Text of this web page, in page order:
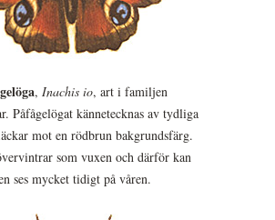
, Inachis io, art i familjen
Påfågelögat kännetecknas av tydliga
mot en rödbrun bakgrundsfärg.
som vuxen och därför kan
ses mycket tidigt på våren.